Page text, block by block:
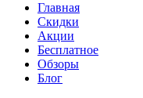
Главная
Скидки
Акции
Бесплатное
Обзоры
Блог